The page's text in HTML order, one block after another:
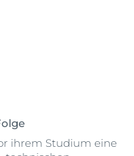
ihrem Studium eine